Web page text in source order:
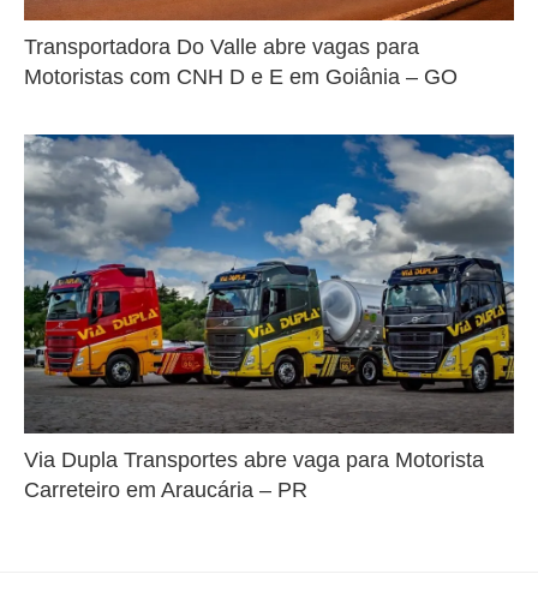
Transportadora Do Valle abre vagas para
Motoristas com CNH D e E em Goiânia – GO
Via Dupla Transportes abre vaga para Motorista
Carreteiro em Araucária – PR